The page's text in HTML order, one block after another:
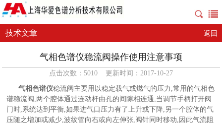
技术文章 返回
气相色谱仪稳流阀操作使用注意事项
点击次数：5010 更新时间：2017-10-27
气相色谱仪稳流阀主要用以稳定载气或燃气的压力,常用的气相色
谱稳流阀,两个腔体通过连动杆由孔的间隙相连通,当调节手柄打开阀
门时,系统达到平衡,如果进气口压力有了上升或下降,另一个腔体的气
压随之增加或减少,波纹管向右或向左伸张,阀针同时移动,因此气流阻